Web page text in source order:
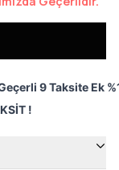
9 Taksite Ek
!